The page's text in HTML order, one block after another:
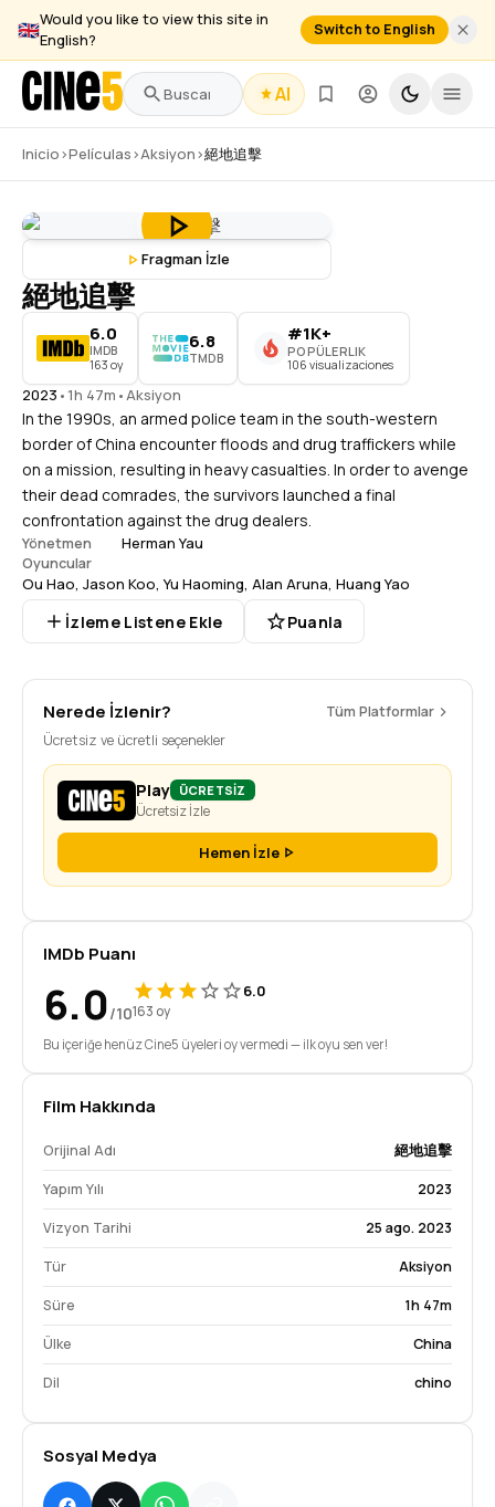
🇬🇧Would you like to view this site in
English?
Switch to English
AI
Inicio›Películas›Aksiyon›絕地追擊
Fragman İzle
絕地追擊
6.0
IMDB
163 oy
6.8
TMDB
#1K+
POPÜLERLIK
106 visualizaciones
2023 •1h 47m •Aksiyon
In the 1990s, an armed police team in the south-western
border of China encounter floods and drug traffickers while
on a mission, resulting in heavy casualties. In order to avenge
their dead comrades, the survivors launched a final
confrontation against the drug dealers.
Yönetmen Herman Yau
Oyuncular
Ou Hao, Jason Koo,Yu Haoming, Alan Aruna, Huang Yao
İzleme Listene Ekle Puanla
Nerede İzlenir?
Tüm Platformlar
Ücretsiz ve ücretli seçenekler
Play ÜCRETSİZ
Ücretsiz İzle
Hemen İzle
IMDb Puanı
6.0/10
6.0
163 oy
Bu içeriğe henüz Cine5 üyeleri oy vermedi — ilk oyu sen ver!
Film Hakkında
Orijinal Adı 絕地追擊
Yapım Yılı 2023
Vizyon Tarihi 25 ago. 2023
Tür Aksiyon
Süre 1h 47m
Ülke China
Dil chino
Sosyal Medya